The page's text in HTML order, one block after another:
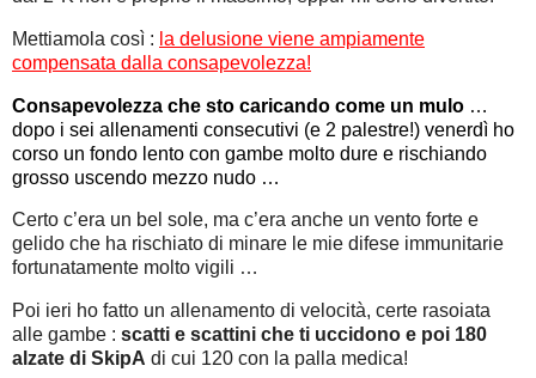
Mettiamola così : la delusione viene ampiamente
compensata dalla consapevolezza!
Consapevolezza che sto caricando come un mulo …
dopo i sei allenamenti consecutivi (e 2 palestre!) venerdì ho
corso un fondo lento con gambe molto dure e rischiando
grosso uscendo mezzo nudo …
Certo c’era un bel sole, ma c’era anche un vento forte e
gelido che ha rischiato di minare le mie difese immunitarie
fortunatamente molto vigili …
Poi ieri ho fatto un allenamento di velocità, certe rasoiata
alle gambe : scatti e scattini che ti uccidono e poi 180
alzate di SkipA di cui 120 con la palla medica!